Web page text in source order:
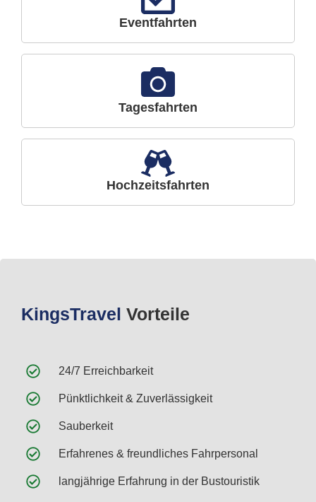
Eventfahrten
Tagesfahrten
Hochzeitsfahrten
KingsTravel Vorteile
24/7 Erreichbarkeit
Pünktlichkeit & Zuverlässigkeit
Sauberkeit
Erfahrenes & freundliches Fahrpersonal
langjährige Erfahrung in der Bustouristik